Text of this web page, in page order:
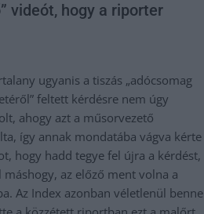
videót, hogy a riporter
ugyanis a tiszás „adócsomag
feltett kérdésre nem úgy
ahogy azt a műsorvezető
így annak mondatába vágva kérte
hogy hadd tegye fel újra a kérdést,
máshogy, az előző ment volna a
Az Index azonban véletlenül benne